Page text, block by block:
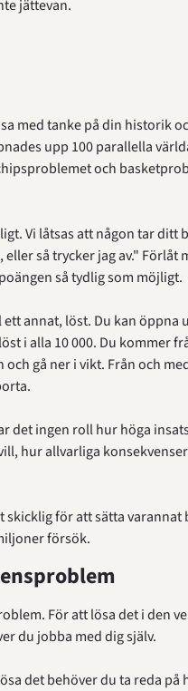
jättevan.
med tanke på din historik
upp 100 parallella
och
Vi låtsas att någon tar ditt
så trycker jag av." Förlåt
så tydlig som möjligt.
annat, löst. Du kan öppna
i alla 10 000. Du kommer
gå ner i vikt. Från och
det ingen roll hur höga
hur allvarliga
för att sätta varannat
försök.
För att lösa det i den
du jobba med dig själv.
det behöver du ta reda på